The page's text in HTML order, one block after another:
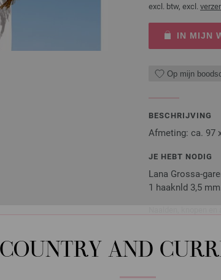
COUNTRY AND
excl. btw, excl.
IN MIJN
Op mijn
BESCHRIJVING
Afmeting: ca. 97
JE HEBT NODIG
Lana Grossa-
1 haaknld 3,5
Naalden, knopen
Je ontvangt het